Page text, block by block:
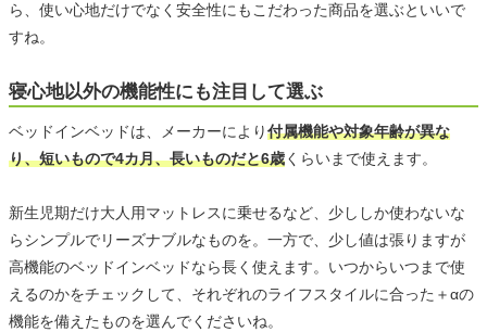
ら、使い心地だけでなく安全性にもこだわった商品を選ぶといいで
すね。
寝心地以外の機能性にも注目して選ぶ
ベッドインベッドは、メーカーにより付属機能や対象年齢が異な
り、短いもので4カ月、長いものだと6歳くらいまで使えます。
新生児期だけ大人用マットレスに乗せるなど、少ししか使わないな
らシンプルでリーズナブルなものを。一方で、少し値は張りますが
高機能のベッドインベッドなら長く使えます。いつからいつまで使
えるのかをチェックして、それぞれのライフスタイルに合った＋αの
機能を備えたものを選んでくださいね。